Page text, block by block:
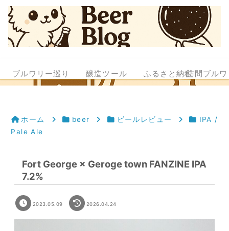
ブルワリー巡り 醸造ツール ふるさと納税訪問ブル
ホーム beer ビールレビュー
IPA /
Pale Ale
Fort George × Geroge town FANZINE IPA
7.2%
2023.05.09 2026.04.24